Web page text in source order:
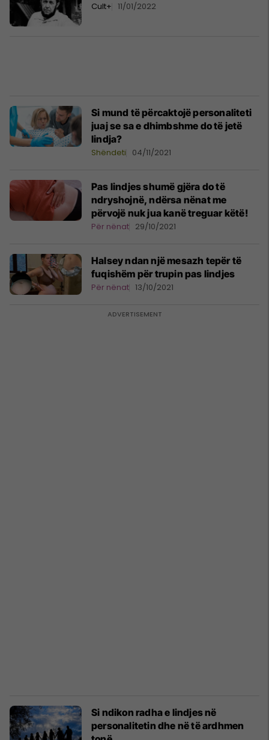
Cult+ 11/01/2022
Si mund të përcaktojë personaliteti
juaj se sa e dhimbshme do të jetë
lindja?
Shëndeti 04/11/2021
Pas lindjes shumë gjëra do të
ndryshojnë, ndërsa nënat me
përvojë nuk jua kanë treguar këtë!
Për nënat 29/10/2021
Halsey ndan një mesazh tepër të
fuqishëm për trupin pas lindjes
Për nënat 13/10/2021
Si ndikon radha e lindjes në
personalitetin dhe në të ardhmen